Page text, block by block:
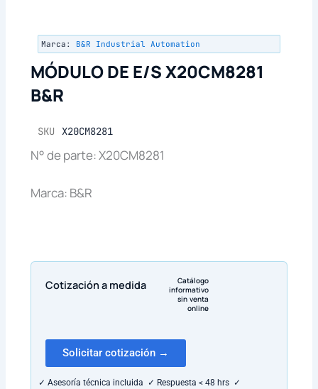
Marca: B&R Industrial Automation
MÓDULO DE E/S X20CM8281
B&R
SKU X20CM8281
N° de parte: X20CM8281
Marca: B&R
Cotización a medida
Catálogo
informativo
sin venta
online
Solicitar cotización →
✓ Asesoría técnica incluida ✓ Respuesta < 48 hrs ✓